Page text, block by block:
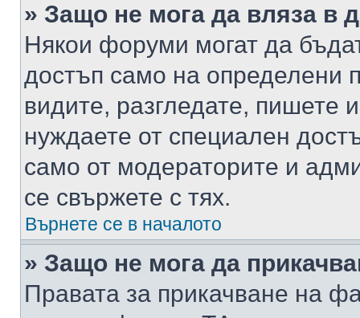
» Защо не мога да вляза в
Някои форуми могат да
достъп само на определени
видите, разгледате, пишете
нуждаете от специален
само от модераторите и
се свържете с тях.
Върнете се в началото
» Защо не мога да
Правата за прикачване на